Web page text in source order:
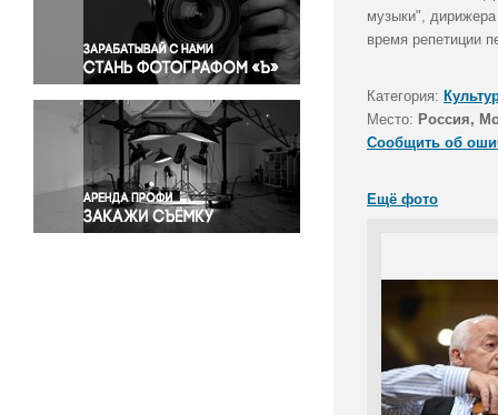
Правосудие
Происшествия и конфликты
Религия
Светская жизнь
Спорт
Экология
Экономика и бизнес
музыки",
время репетиции
Категория:
Место: Россия,
Сообщить об
Ещё фото